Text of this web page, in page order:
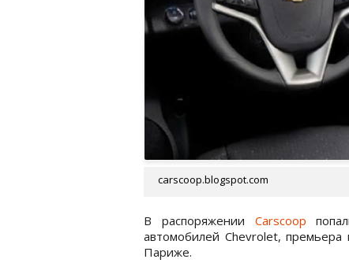
carscoop.blogspot.com
В распоряжении Carscoop
автомобилей Chevrolet,
Париже.